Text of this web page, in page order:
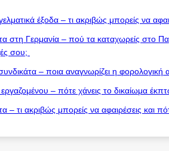
έξοδα – τι ακριβώς μπορείς να
στη Γερμανία – πού τα καταχωρείς στο
σου;
– ποια αναγνωρίζει η φορολογική
– πότε χάνεις το δικαίωμα
τι ακριβώς μπορείς να αφαιρέσεις και